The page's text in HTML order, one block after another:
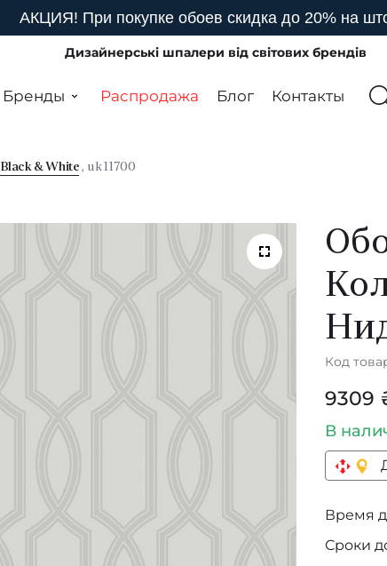
АКЦИЯ! При покупке обоев скидка до 20% на
Дизайнерські шпалери від світових брендів
Бренды Распродажа Блог Контакты
Black & White , uk11700
Код
9309
В
Время
Сроки